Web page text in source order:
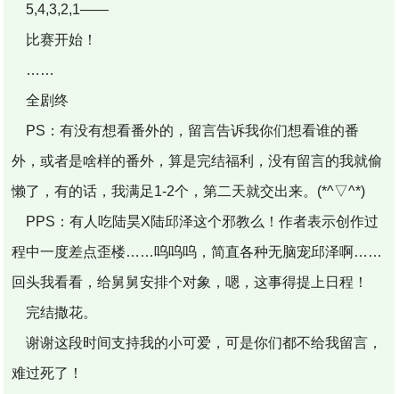
5,4,3,2,1——
比赛开始！
……
全剧终
PS：有没有想看番外的，留言告诉我你们想看谁的番
外，或者是啥样的番外，算是完结福利，没有留言的我就偷
懒了，有的话，我满足1-2个，第二天就交出来。(*^▽^*)
PPS：有人吃陆昊X陆邱泽这个邪教么！作者表示创作过
程中一度差点歪楼……呜呜呜，简直各种无脑宠邱泽啊……
回头我看看，给舅舅安排个对象，嗯，这事得提上日程！
完结撒花。
谢谢这段时间支持我的小可爱，可是你们都不给我留言，
难过死了！